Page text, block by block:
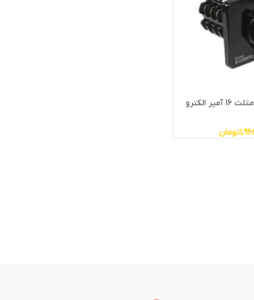
کلید گردان ستاره مثلث 16 آمپر الکترو
تومان